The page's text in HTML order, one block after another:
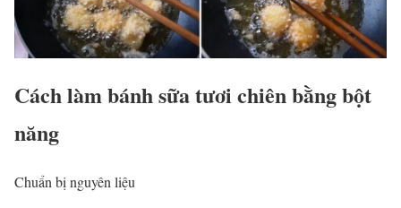
Cách làm bánh sữa tươi chiên bằng bột
năng
Chuẩn bị nguyên liệu